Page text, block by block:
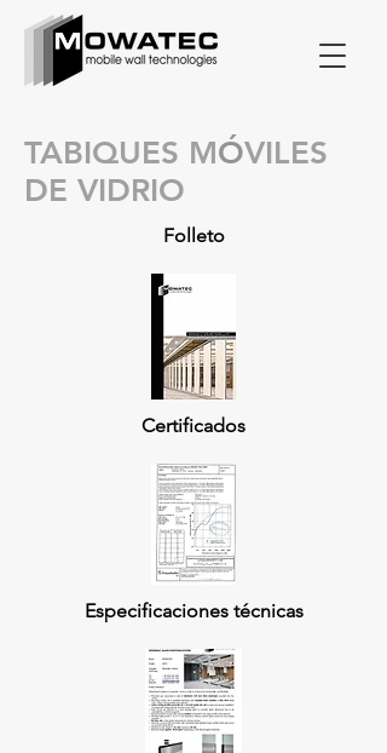
TABIQUES MÓVILES
DE VIDRIO
Folleto
Certificados
Especificaciones técnicas